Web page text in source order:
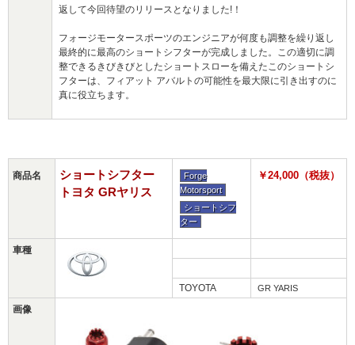
返して今回待望のリリースとなりました!！
フォージモータースポーツのエンジニアが何度も調整を繰り返し
最終的に最高のショートシフターが完成しました。この適切に調
整できるきびきびとしたショートスローを備えたこのショートシ
フターは、フィアット アバルトの可能性を最大限に引き出すのに
真に役立ちます。
商品名
ショートシフター
トヨタ GRヤリス
Forge
Motorsport
ショートシフ
ター
￥24,000（税抜）
車種
TOYOTA GR YARIS
画像